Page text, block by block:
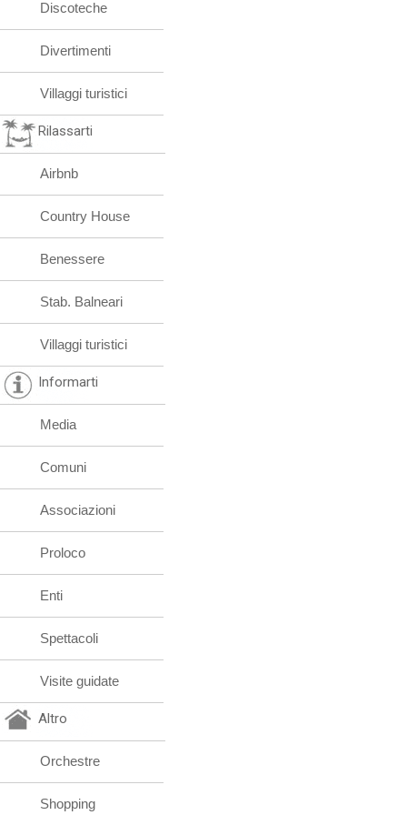
Discoteche
Divertimenti
Villaggi turistici
Rilassarti
Airbnb
Country House
Benessere
Stab. Balneari
Villaggi turistici
Informarti
Media
Comuni
Associazioni
Proloco
Enti
Spettacoli
Visite guidate
Altro
Orchestre
Shopping